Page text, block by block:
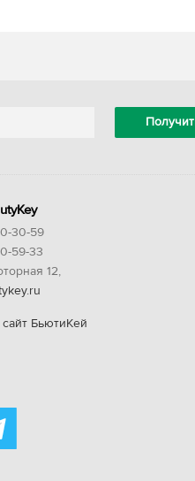
30-59
59-33
12,
БьютиКей